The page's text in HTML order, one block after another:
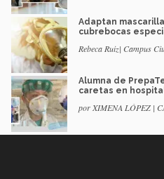
Adaptan
cubrebocas
Rebeca Ruiz| Campus
Alumna de
caretas en
por XIMENA LÓPEZ |